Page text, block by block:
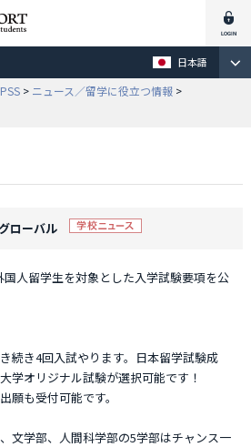
日本語
> ニュース／留学に役立つ情報 >
ローバル
国人留学生を対象とした入学試験要項を公
続き4回入試やります。日本留学試験成
学オリジナル試験が選択可能です！
も受付可能です。
文学部、人間科学部の5学部はチャンス一